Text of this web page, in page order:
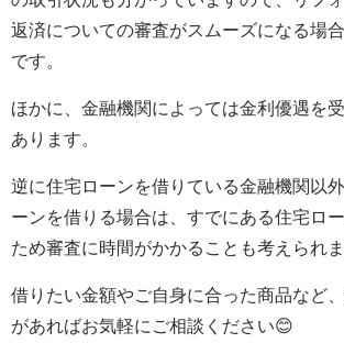
返済についての審査がスムーズになる場
です。
ほかに、金融機関によっては金利優遇を
あります。
逆に住宅ローンを借りている金融機関以
ーンを借りる場合は、すでにある住宅ロ
ため審査に時間がかかることも考えられま
借りたい金額やご自身に合った商品など
があればお気軽にご相談ください😊